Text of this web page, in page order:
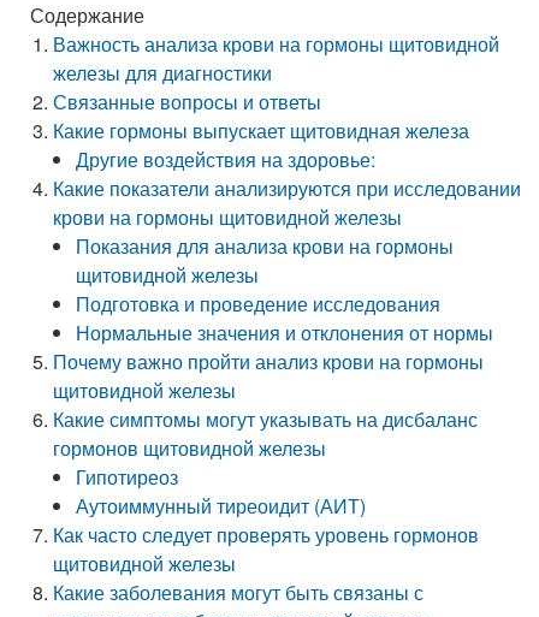
Содержание
Важность анализа крови на гормоны щитовидной
железы для диагностики
Связанные вопросы и ответы
Какие гормоны выпускает щитовидная железа
Другие воздействия на здоровье:
Какие показатели анализируются при исследовании
крови на гормоны щитовидной железы
Показания для анализа крови на гормоны
щитовидной железы
Подготовка и проведение исследования
Нормальные значения и отклонения от нормы
Почему важно пройти анализ крови на гормоны
щитовидной железы
Какие симптомы могут указывать на дисбаланс
гормонов щитовидной железы
Гипотиреоз
Аутоиммунный тиреоидит (АИТ)
Как часто следует проверять уровень гормонов
щитовидной железы
Какие заболевания могут быть связаны с